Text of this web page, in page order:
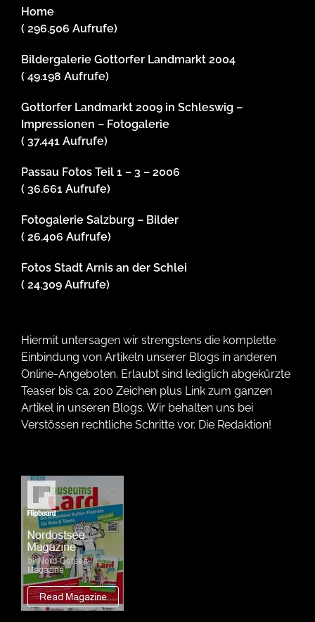
Wir verwenden Technologien wie Cookies, um Geräteinformationen zu
speichern und/oder darauf zuzugreifen. Wir tun dies, um das Browsing-
Erlebnis zu verbessern und um (nicht) personalisierte Werbung
anzuzeigen. Wenn du nicht zustimmst oder die Zustimmung widerrufst,
kann dies bestimmte Merkmale und Funktionen beeinträchtigen.
Nur funktionale Cookies
Home
( 296.506 Aufrufe)
Bildergalerie Gottorfer Landmarkt 2004
( 49.198 Aufrufe)
Gottorfer Landmarkt 2009 in Schleswig –
Impressionen – Fotogalerie
( 37.441 Aufrufe)
Passau Fotos Teil 1 – 3 – 2006
( 36.661 Aufrufe)
Fotogalerie Salzburg – Bilder
( 26.406 Aufrufe)
Fotos Stadt Arnis an der Schlei
( 24.309 Aufrufe)
Hiermit untersagen wir strengstens die komplette
Einbindung von Artikeln unserer Blogs in anderen
Online-Angeboten. Erlaubt sind lediglich abgekürzte
Teaser bis ca. 200 Zeichen plus Link zum ganzen
Artikel in unseren Blogs. Wir behalten uns bei
Verstössen rechtliche Schritte vor. Die Redaktion!